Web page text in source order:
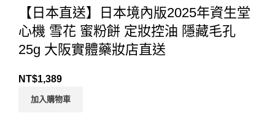
【日本直送】日本境內版2025年資生堂
心機 雪花 蜜粉餅 定妝控油 隱藏毛孔
25g 大阪實體藥妝店直送
NT$1,389
加入購物車